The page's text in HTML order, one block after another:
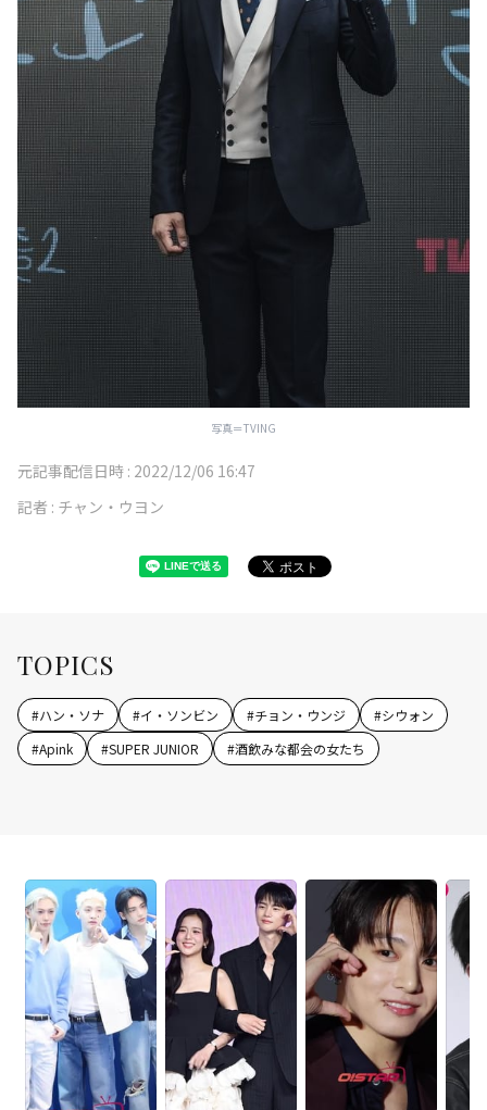
写真＝TVING
元記事配信日時 : 2022/12/06 16:47
記者 : チャン・ウヨン
TOPICS
#ハン・ソナ #イ・ソンビン #チョン・ウンジ #シウォン
#Apink #SUPER JUNIOR #酒飲みな都会の女たち